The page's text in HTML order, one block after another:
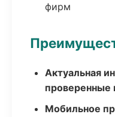
фирм
Актуальная
проверенные
Мобильное